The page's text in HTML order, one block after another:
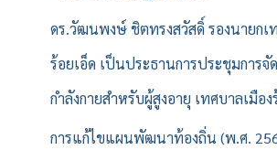
ดร.วัฒนพงษ์ ชิตทรงสวัสดิ์ รองนายกเ
ร้อยเอ็ด เป็นประธานการประชุมการจั
กำลังกายสำหรับผู้สูงอายุ เทศบาลเมือง
การแก้ไขแผนพัฒนาท้องถิ่น (พ.ศ.